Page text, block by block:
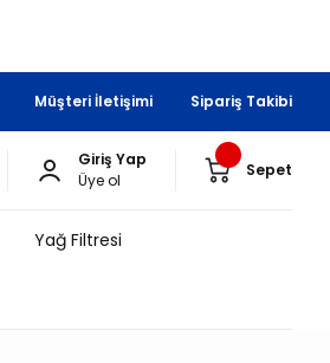
Müşteri İletişimi Sipariş Takibi
Giriş Yap
Üye ol
Sepet
Yağ Filtresi